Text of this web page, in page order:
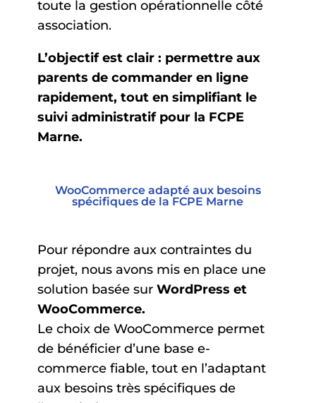
toute la gestion opérationnelle côté
association.
L’objectif est clair : permettre aux
parents de commander en ligne
rapidement, tout en simplifiant le
suivi administratif pour la FCPE
Marne.
WooCommerce adapté aux besoins
spécifiques de la FCPE Marne
Pour répondre aux contraintes du
projet, nous avons mis en place une
solution basée sur WordPress et
WooCommerce.
Le choix de WooCommerce permet
de bénéficier d’une base e-
commerce fiable, tout en l’adaptant
aux besoins très spécifiques de